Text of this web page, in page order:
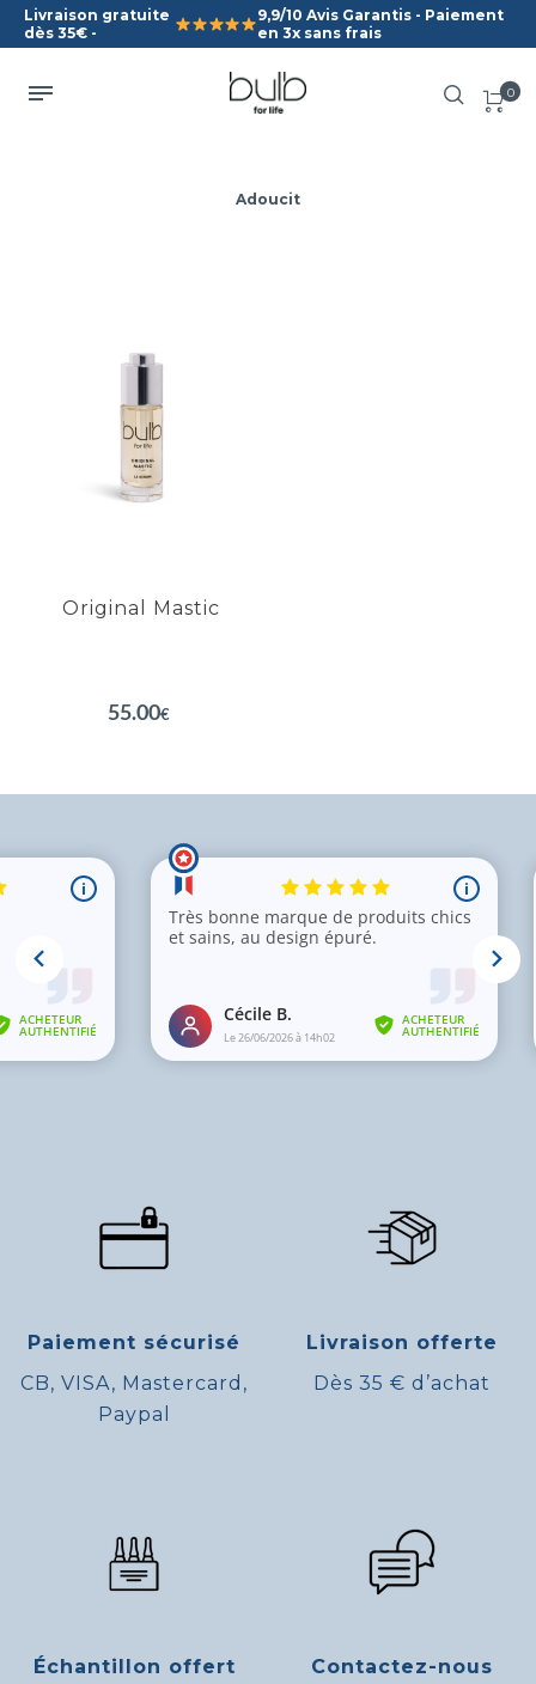
Livraison gratuite
dès 35€ -
9,9/10 Avis Garantis - Paiement
en 3x sans frais
0
Adoucit
Original Mastic
55.00€
Original
Mastic
Unifie et illumine le teint
Hydrate et adoucit votre
Paiement sécurisé
CB, VISA, Mastercard,
Paypal
Livraison offerte
Dès 35 € d’achat
Échantillon offert
Contactez-nous